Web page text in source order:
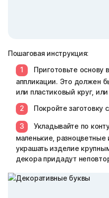
Пошаговая инструкция:
Приготовьте основу
аппликации. Это должен
или пластиковый круг,
Покройте заготовку
Укладывайте по
маленькие,
украшать изделие
декора придадут